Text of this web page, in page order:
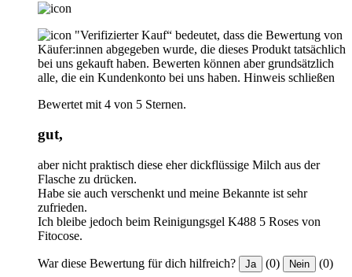
"Verifizierter Kauf“ bedeutet, dass die Bewertung von
Käufer:innen abgegeben wurde, die dieses Produkt tatsächlich
bei uns gekauft haben. Bewerten können aber grundsätzlich
alle, die ein Kundenkonto bei uns haben. Hinweis schließen
Bewertet mit 4 von 5 Sternen.
gut,
aber nicht praktisch diese eher dickflüssige Milch aus der
Flasche zu drücken.
Habe sie auch verschenkt und meine Bekannte ist sehr
zufrieden.
Ich bleibe jedoch beim Reinigungsgel K488 5 Roses von
Fitocose.
War diese Bewertung für dich hilfreich? Ja (0) Nein (0)